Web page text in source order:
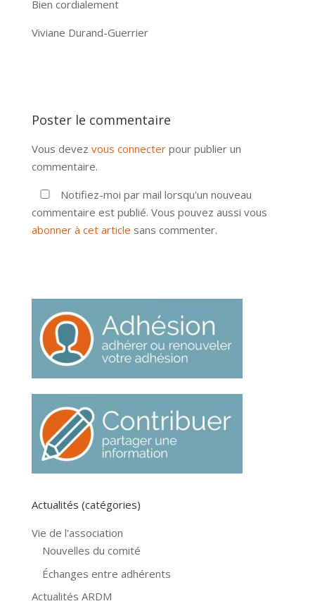
Bien cordialement
Viviane Durand-Guerrier
Poster le commentaire
Vous devez vous connecterpour publier un
commentaire.
Notifiez-moi par mail lorsqu'un nouveau
commentaire est publié. Vous pouvez aussi vous
abonner à cet article sans commenter.
Actualités (catégories)
Vie de l'association
Nouvelles du comité
Échanges entre adhérents
Actualités ARDM